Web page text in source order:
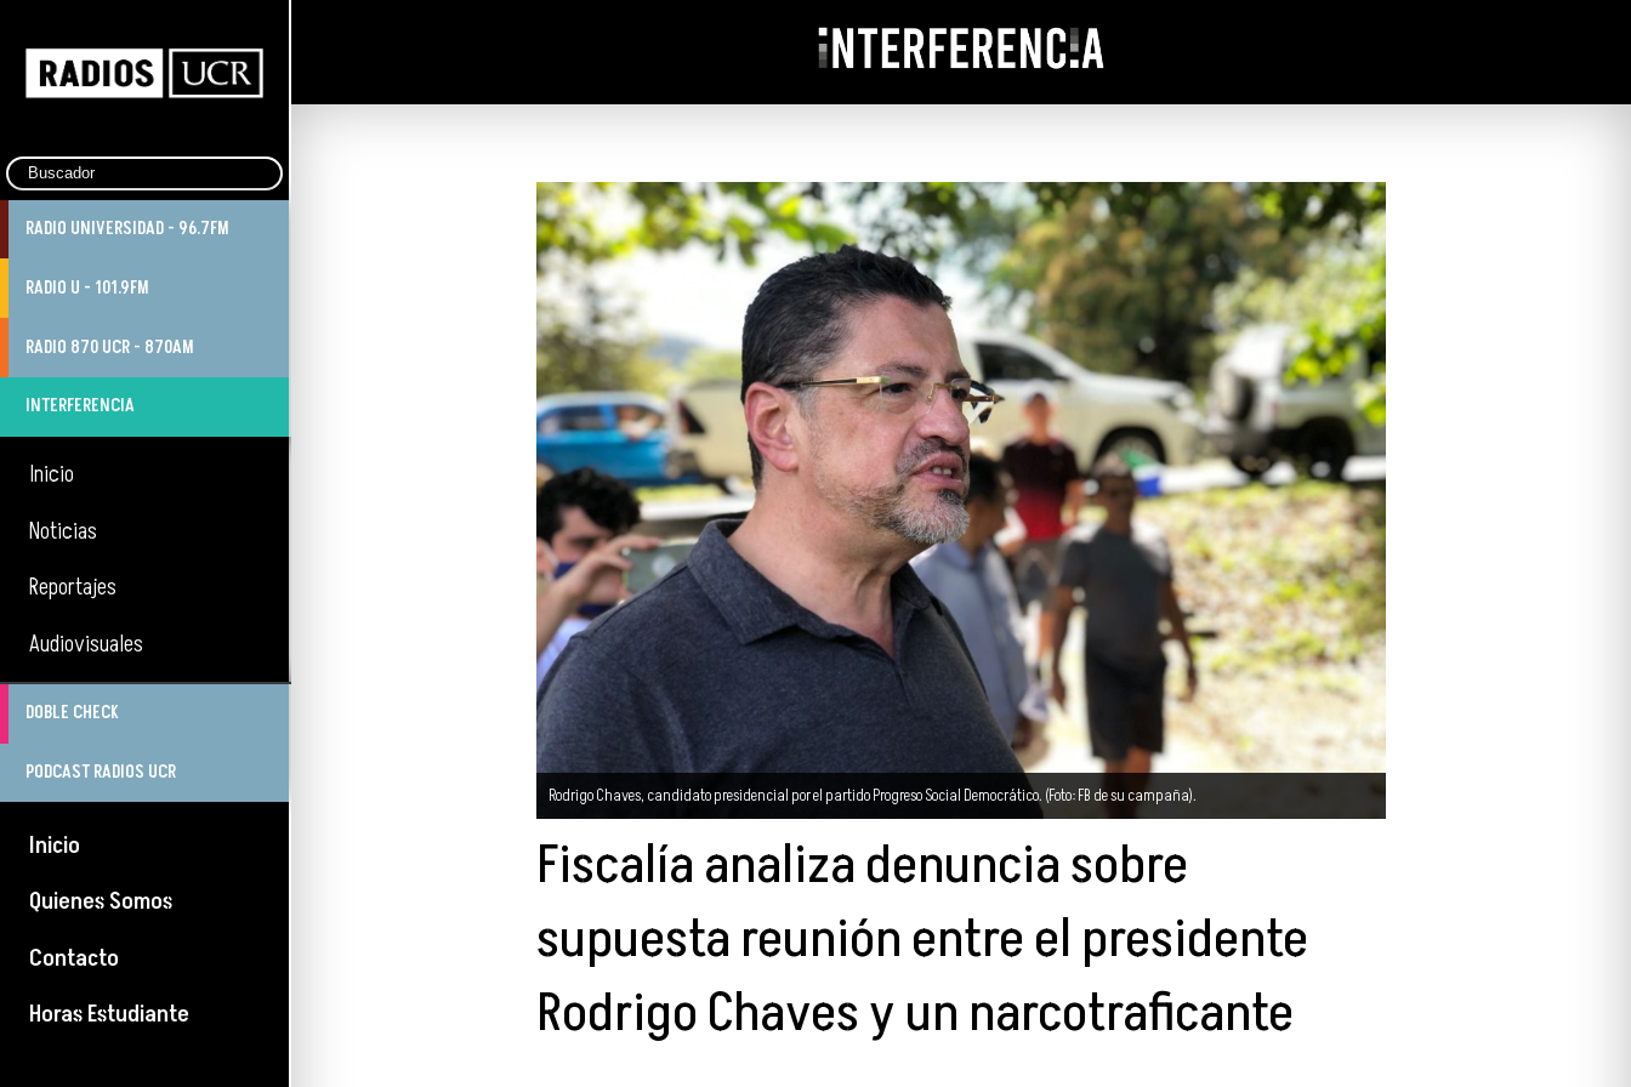
RADIO UNIVERSIDAD - 96.7FM
RADIO U - 101.9FM
RADIO 870 UCR - 870AM
INTERFERENCIA
Inicio
Noticias
Reportajes
Audiovisuales
DOBLE CHECK
PODCAST RADIOS UCR
Inicio
Quienes Somos
Contacto
Horas Estudiante
Rodrigo Chaves, candidato presidencial por el partido Progreso Social Democrático. (Foto: FB de su campaña).
Fiscalía analiza denuncia sobre
supuesta reunión entre el presidente
Rodrigo Chaves y un narcotraficante